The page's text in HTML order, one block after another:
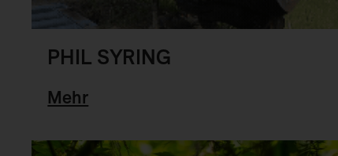
PHIL SYRING
Mehr